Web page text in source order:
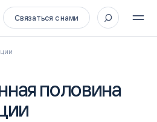
Связаться с нами
половина